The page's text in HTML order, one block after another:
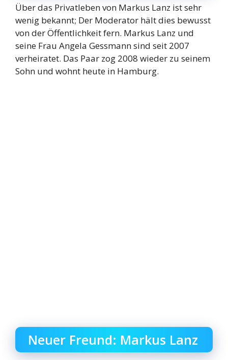
Über das Privatleben von Markus Lanz ist sehr
wenig bekannt; Der Moderator hält dies bewusst
von der Öffentlichkeit fern. Markus Lanz und
seine Frau Angela Gessmann sind seit 2007
verheiratet. Das Paar zog 2008 wieder zu seinem
Sohn und wohnt heute in Hamburg.
Neuer Freund: Markus Lanz